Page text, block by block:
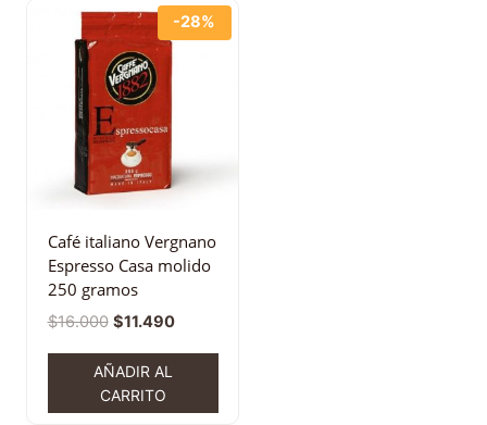
-28%
Café italiano Vergnano
Espresso Casa molido
250 gramos
$16.000 $11.490
AÑADIR AL
CARRITO